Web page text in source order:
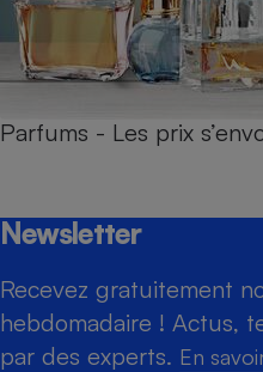
Parfums - Les prix
Newsletter
Recevez gratuitement
hebdomadaire ! Actus,
par des experts. En